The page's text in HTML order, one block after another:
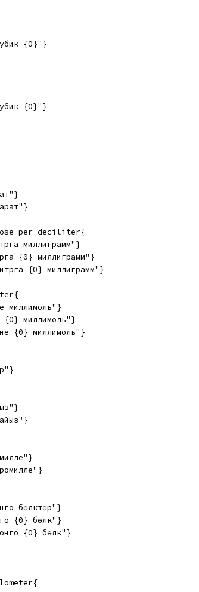
{0}"}
{0}"}
per-deciliter{
миллиграмм"}
{0} миллиграмм"}
{0} миллиграмм"}
миллимоль"}
{0} миллимоль"}
{0} миллимоль"}
бөлүктөр"}
{0} бөлүк"}
{0} бөлүк"}